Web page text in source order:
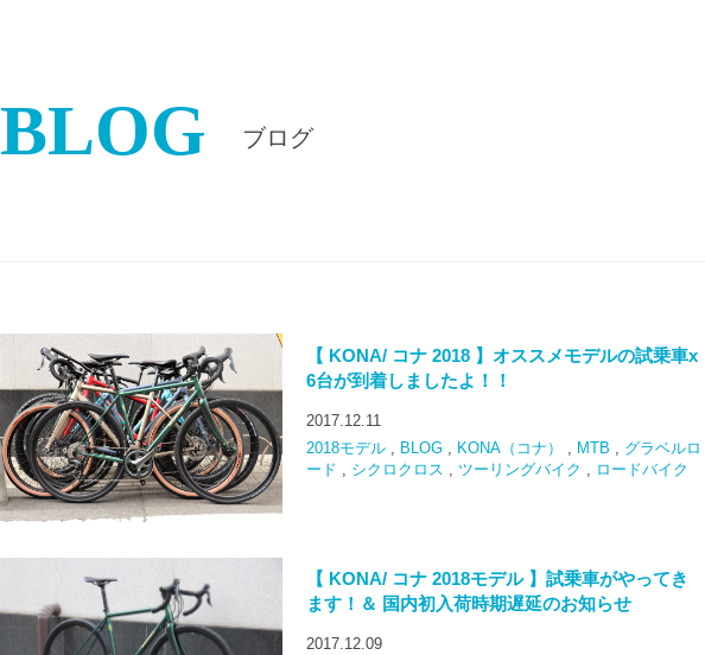
BLOG ブログ
【 KONA/ コナ 2018 】オススメモデルの試乗車x
6台が到着しましたよ！！
2017.12.11
2018モデル, BLOG, KONA（コナ） MTB
グラベルロ
ード
シクロクロス ツーリングバイク ロードバイク
【 KONA/ コナ 2018モデル 】試乗車がやってき
ます！＆ 国内初入荷時期遅延のお知らせ
2017.12.09